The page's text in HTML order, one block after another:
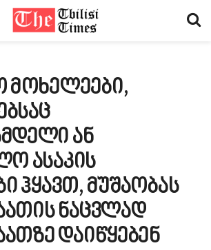
მოხელეები,
ან
ასაკის
ჰყავთ, მუშაობას
ნაცვლად
დაიწყებენ